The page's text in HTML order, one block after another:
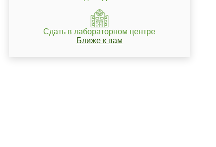
Сдать в лабораторном центре
Ближе к вам